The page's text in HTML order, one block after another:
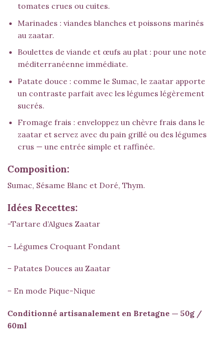
tomates crues ou cuites.
Marinades : viandes blanches et poissons marinés
au zaatar.
Boulettes de viande et œufs au plat : pour une note
méditerranéenne immédiate.
Patate douce : comme le Sumac, le zaatar apporte
un contraste parfait avec les légumes légèrement
sucrés.
Fromage frais : enveloppez un chèvre frais dans le
zaatar et servez avec du pain grillé ou des légumes
crus — une entrée simple et raffinée.
Composition:
Sumac, Sésame Blanc et Doré, Thym.
Idées Recettes:
-Tartare d’Algues Zaatar
– Légumes Croquant Fondant
– Patates Douces au Zaatar
– En mode Pique-Nique
Conditionné artisanalement en Bretagne — 50g /
60ml